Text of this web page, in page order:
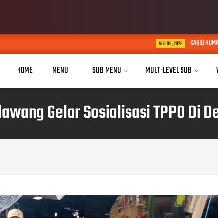
KABID HUMAS POLDA JABAR
HOME MENU SUB MENU MULT-LEVEL SUB
Gelar Sosialisasi TPPO Di